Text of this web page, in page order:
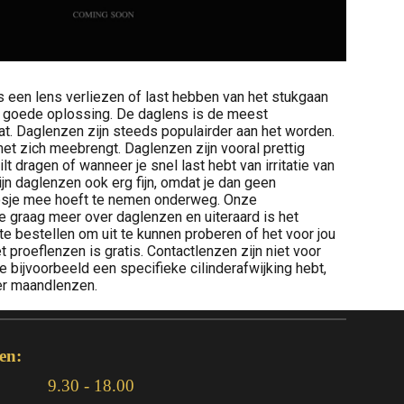
een lens verliezen of last hebben van het stukgaan
oplossing. De daglens is de meest
Daglenzen zijn steeds populairder aan het worden.
zich meebrengt. Daglenzen zijn vooral prettig
dragen of wanneer je snel last hebt van irritatie van
daglenzen ook erg fijn, omdat je dan geen
mee hoeft te nemen onderweg. Onze
meer over daglenzen en uiteraard is het
bestellen om uit te kunnen proberen of het voor jou
proeflenzen is gratis. Contactlenzen zijn niet voor
bijvoorbeeld een specifieke cilinderafwijking hebt,
maandlenzen.
9.30 - 18.00